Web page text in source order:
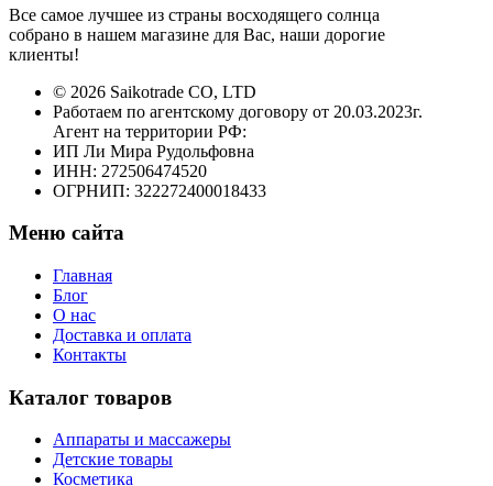
Все самое лучшее из страны восходящего солнца
собрано в нашем магазине для Вас, наши дорогие
клиенты!
© 2026 Saikotrade CO, LTD
Работаем по агентскому договору от 20.03.2023г.
Агент на территории РФ:
ИП Ли Мира Рудольфовна
ИНН: 272506474520
ОГРНИП: 322272400018433
Меню сайта
Главная
Блог
О нас
Доставка и оплата
Контакты
Каталог товаров
Аппараты и массажеры
Детские товары
Косметика